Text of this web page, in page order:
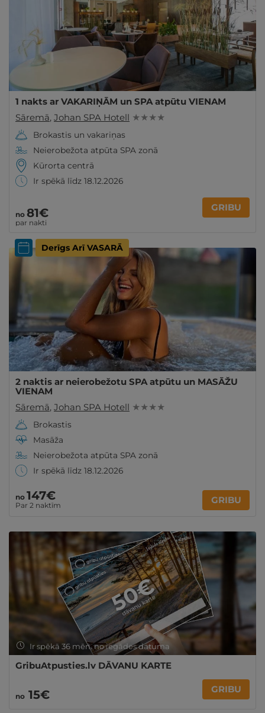
1 nakts ar VAKARIŅĀM un SPA atpūtu VIENAM
Sāremā, Johan SPA Hotell ★ ★ ★ ★
Brokastis un vakariņas
Neierobežota atpūta SPA zonā
Kūrorta centrā
Ir spēkā līdz 18.12.2026
no 81€
par nakti
GRIBU
Derīgs Arī VASARĀ
2 naktis ar neierobežotu SPA atpūtu un MASĀŽU
VIENAM
Sāremā, Johan SPA Hotell ★ ★ ★ ★
Brokastis
Masāža
Neierobežota atpūta SPA zonā
Ir spēkā līdz 18.12.2026
no 147€
Par 2 naktīm GRIBU
Ir spēkā 36 mēn. no iegādes datuma
GribuAtpusties.lv DĀVANU KARTE
no 15€ GRIBU